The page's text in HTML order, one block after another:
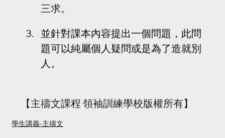
三求。
並針對課本內容提出一個問題，此問
題可以純屬個人疑問或是為了造就別
人。
【主禱文課程 領袖訓練學校版權所有】
學生講義-主禱文